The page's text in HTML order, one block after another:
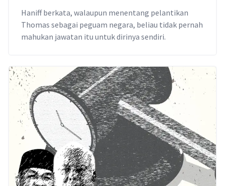
Haniff berkata, walaupun menentang pelantikan
Thomas sebagai peguam negara, beliau tidak pernah
mahukan jawatan itu untuk dirinya sendiri.